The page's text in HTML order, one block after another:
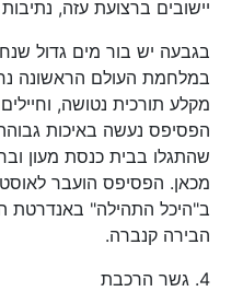
יישובים ברצועת עזה,
בגבעה יש בור מים גדול
במלחמת העולם הראשונה
מקלע תורכית נטושה,
הפסיפס נעשה באיכות
שהתגלו בבית כנסת מעון
מכאן. הפסיפס הועבר
ב"היכל התהילה" באנדרטת
הבירה קנברה.
4. גשר הרכבת